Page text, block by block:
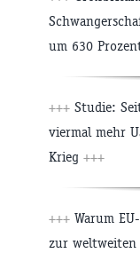
um 630
+++ Studie:
viermal mehr
Krieg +++
+++ Warum
zur weltweiten